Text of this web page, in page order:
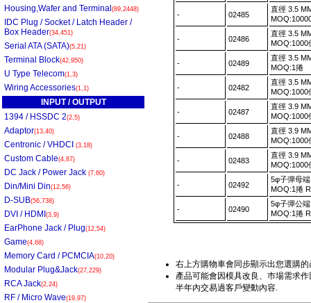
Housing,Wafer and Terminal (89,2448)
IDC Plug / Socket / Latch Header /
Box Header(34,451)
Serial ATA (SATA)(5,21)
Terminal Block(42,950)
U Type Telecom(1,3)
Wiring Accessories(1,1)
INPUT / OUTPUT
1394 / HSSDC 2(2,5)
Adaptor(13,40)
Centronic / VHDCI (3,18)
Custom Cable(4,87)
DC Jack / Power Jack (7,60)
Din/Mini Din(12,56)
D-SUB(56,738)
DVI / HDMI (3,9)
EarPhone Jack / Plug(12,54)
Game(4,68)
Memory Card / PCMCIA(10,20)
Modular Plug&Jack(27,229)
RCA Jack(2,24)
RF / Micro Wave(19,97)
- 02485
直徑 3.5
- 02486
直徑 3.5
- 02489
直徑 3.5
MOQ:1捲
- 02482
直徑 3.5
- 02487
直徑 3.9
- 02488
直徑 3.9
- 02483
直徑 3.9
- 02492
5φ子彈母
MOQ:1捲
- 02490
5φ子彈公
MOQ:1捲
右上方購物車會同步顯示出您選購的
產品可能會因模具改良、巿場需求
半年內交易過客戶變動內容.